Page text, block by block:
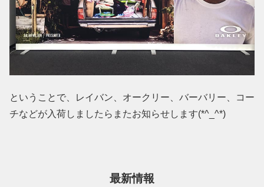
ということで、レイバン、オークリー、バーバリー、コー
チなどが入荷しましたらまたお知らせします(*^_^*)
最新情報